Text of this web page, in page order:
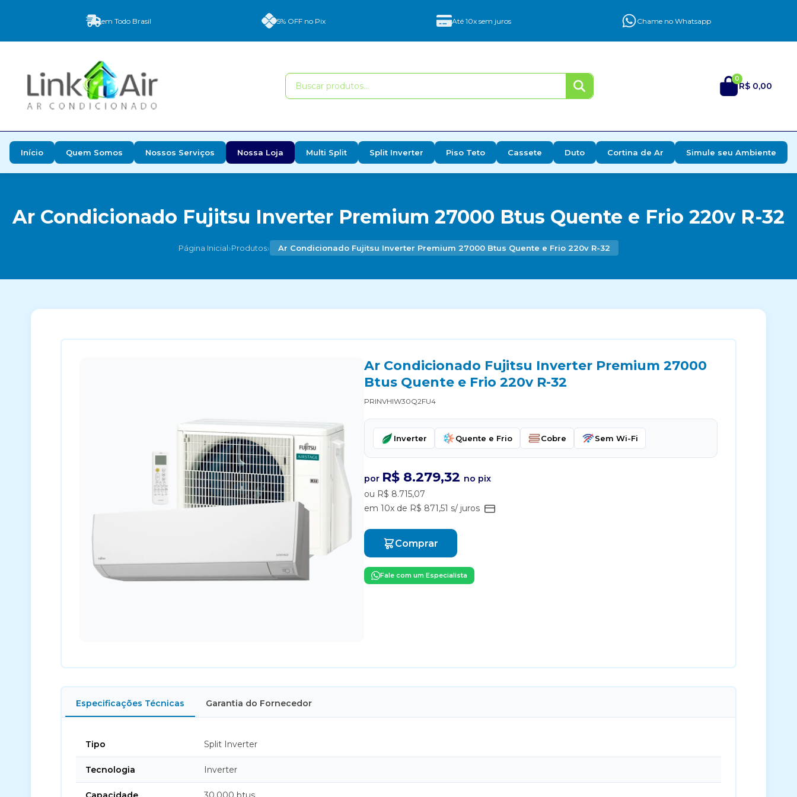
em Todo Brasil 5% OFF no Pix Até 10x sem juros Chame no Whatsapp
0
R$ 0,00
Início Quem Somos Nossos Serviços Nossa Loja Multi Split Split Inverter Piso Teto Cassete Duto Cortina de Ar Simule seu Ambiente
Ar Condicionado Fujitsu Inverter Premium 27000 Btus Quente e Frio 220v R-32
Página Inicial›Produtos› Ar Condicionado Fujitsu Inverter Premium 27000 Btus Quente e Frio 220v R-32
Ar Condicionado Fujitsu Inverter Premium 27000
Btus Quente e Frio 220v R-32
PRINVHIW30Q2FU4
Inverter Quente e Frio Cobre Sem Wi-Fi
por R$ 8.279,32 no pix
ou R$ 8.715,07
em 10x de R$ 871,51 s/ juros
Comprar
Fale com um Especialista
Especificações Técnicas Garantia do Fornecedor
Tipo Split Inverter
Tecnologia Inverter